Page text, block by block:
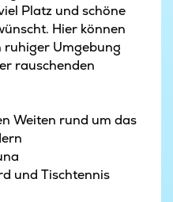
Platz und schöne
Hier können
ruhiger Umgebung
rauschenden
Weiten rund um das
und Tischtennis